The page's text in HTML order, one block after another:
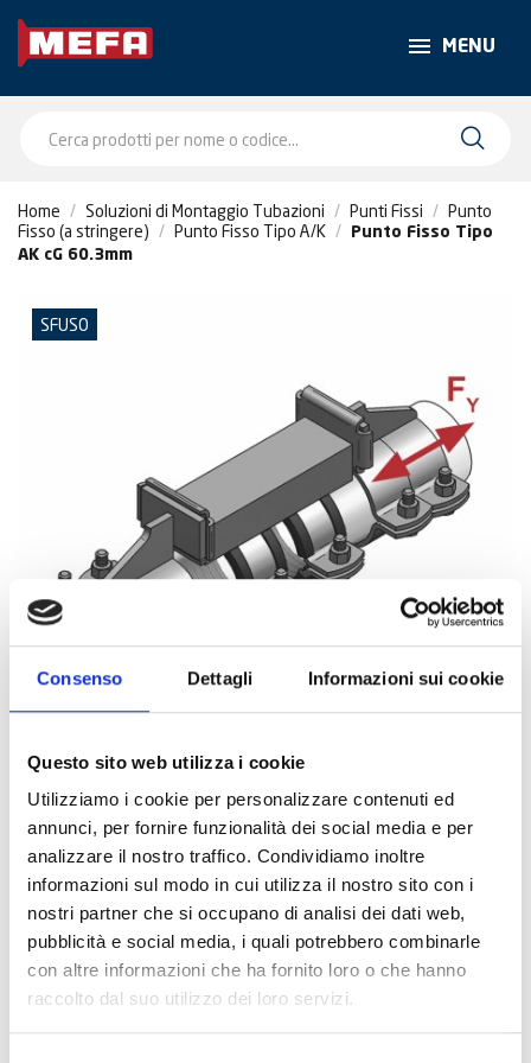
Consenso Dettagli Informazioni sui cookie
Questo sito web utilizza i cookie
Utilizziamo i cookie per personalizzare contenuti ed
annunci, per fornire funzionalità dei social media e per
analizzare il nostro traffico. Condividiamo inoltre
informazioni sul modo in cui utilizza il nostro sito con i
nostri partner che si occupano di analisi dei dati web,
pubblicità e social media, i quali potrebbero combinarle
con altre informazioni che ha fornito loro o che hanno
raccolto dal suo utilizzo dei loro servizi.
MENU
Home Soluzioni di Montaggio Tubazioni Punti Fissi
Punto
Fisso (a stringere)
Punto Fisso Tipo A/K
Punto Fisso Tipo
AK cG 60.3mm
SFUSO
ART:0020603 QUANTITÀ MINIMA:1PZ
Punto Fisso Tipo AK cG 60.3mm